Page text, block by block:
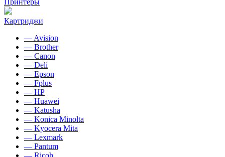
Принтеры
Картриджи
— Avision
— Brother
— Canon
— Deli
— Epson
— Fplus
— HP
— Huawei
— Katusha
— Konica Minolta
— Kyocera Mita
— Lexmark
— Pantum
— Ricoh